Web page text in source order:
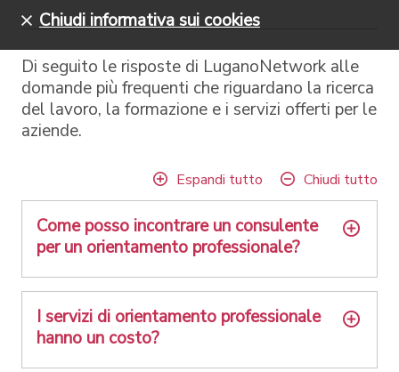
Di seguito le risposte di LuganoNetwork alle
domande più frequenti che riguardano la ricerca
del lavoro, la formazione e i servizi offerti per le
aziende.
Espandi tutto Chiudi tutto
Come posso incontrare un consulente
per un orientamento professionale?
I servizi di orientamento professionale
hanno un costo?
Chiudi informativa sui cookies